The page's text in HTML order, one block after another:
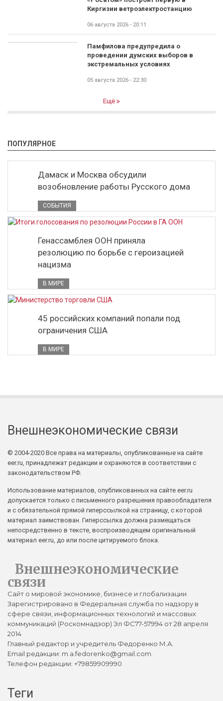
Киргизии ветроэлектростанцию
06 августа 2026 - 20:11
Памфилова предупредила о
проведении думских выборов в
экстремальных условиях
05 августа 2026 - 22:30
Ещё
ПОПУЛЯРНОЕ
Дамаск и Москва обсудили
возобновление работы Русского дома
СОБЫТИЯ
Генассамблея ООН приняла
резолюцию по борьбе с героизацией
нацизма
В МИРЕ
45 российских компаний попали под
ограничения США
В МИРЕ
Внешнеэкономические связи
© 2004-2020 Все права на материалы, опубликованные на сайте
eer.ru, принадлежат редакции и охраняются в соответствии с
законодательством РФ.
Использование материалов, опубликованных на сайте eer.ru
допускается только с письменного разрешения правообладателя
и с обязательной прямой гиперссылкой на страницу, с которой
материал заимствован. Гиперссылка должна размещаться
непосредственно в тексте, воспроизводящем оригинальный
материал eer.ru, до или после цитируемого блока.
Внешнеэкономические
связи
Сайт о мировой экономике, бизнесе и глобализации
Зарегистрировано в Федеральная служба по надзору в
сфере связи, информационных технологий и массовых
коммуникаций (Роскомнадзор) Эл ФС77-57994 от 28 апреля
2014
Главный редактор и учредитель Федоренко М.А.
Email редакции: m.a.fedorenko@gmail.com.
Телефон редакции: +79859909990
Теги